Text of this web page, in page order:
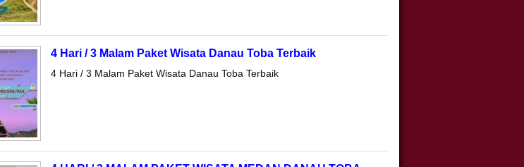
4 Hari / 3 Malam Paket Wisata Danau Toba Terbaik
4 Hari / 3 Malam Paket Wisata Danau Toba Terbaik